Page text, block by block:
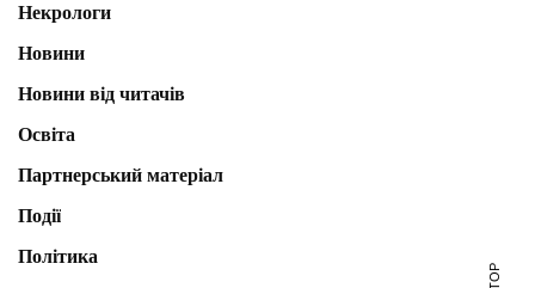
Некрологи
Новини
Новини від читачів
Освіта
Партнерський матеріал
Події
Політика